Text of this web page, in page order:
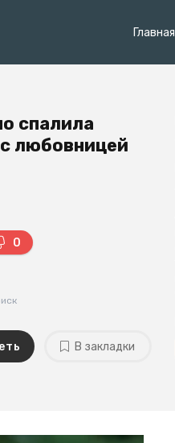
Главная
спалила
любовницей
0
В закладки